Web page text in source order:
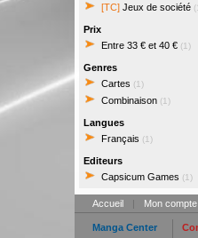
[TC] Jeux de société
Prix
Entre 33 € et 40 € (1)
Genres
Cartes (1)
Combinaison (1)
Langues
Français (1)
Editeurs
Capsicum Games (1)
Accueil | Mon compte
Manga Center